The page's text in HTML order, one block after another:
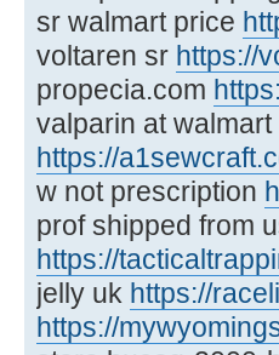
sr walmart price
voltaren sr https://
propecia.com
valparin at
https://
w not prescription
prof shipped from
https://
jelly uk https://
https://